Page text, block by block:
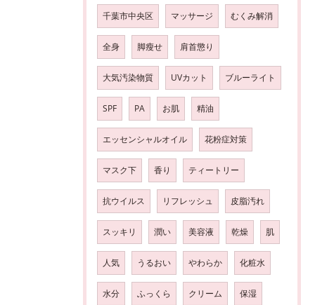
千葉市中央区 マッサージ むくみ解消
全身 脚瘦せ 肩首懲り
大気汚染物質 UVカット ブルーライト
SPF PA お肌 精油
エッセンシャルオイル 花粉症対策
マスク下 香り ティートリー
抗ウイルス リフレッシュ 皮脂汚れ
スッキリ 潤い 美容液 乾燥 肌
人気 うるおい やわらか 化粧水
水分 ふっくら クリーム 保湿